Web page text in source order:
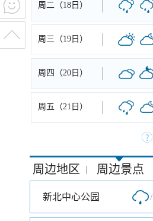
周二（18日）
周三（19日）
周四（20日）
周五（21日）
周边地区 | 周边景点
新北中心公园 /